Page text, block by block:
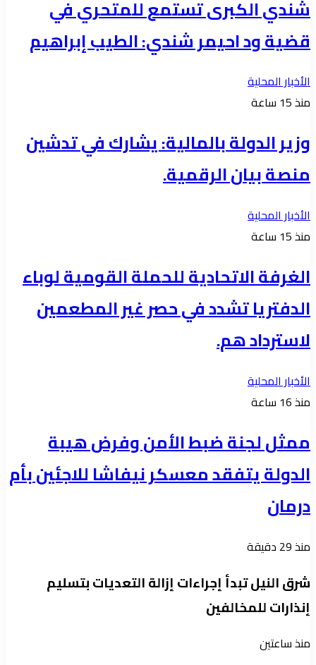
شندي الكبرى تستمع للمتحري في
قضية ود احيمر شندي: الطيب إبراهيم
الأخبار المحلية
منذ 15 ساعة
وزير الدولة بالمالية: يشارك في تدشين
منصة بيان الرقمية.
الأخبار المحلية
منذ 15 ساعة
الغرفة الاتحادية للحملة القومية لوباء
الدفتريا تشدد في حصر غير المطعمين
لاسترداد هم.
الأخبار المحلية
منذ 16 ساعة
ممثل لجنة ضبط الأمن وفرض هيبة
الدولة يتفقد معسكر نيفاشا للاجئين بأم
درمان
منذ 29 دقيقة
شرق النيل تبدأ إجراءات إزالة التعديات بتسليم
إنذارات للمخالفين
منذ ساعتين